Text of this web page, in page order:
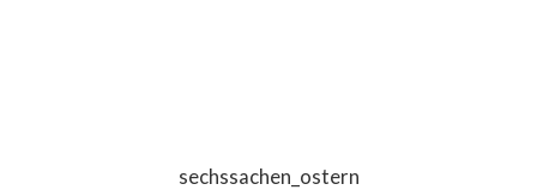
sechssachen_ostern